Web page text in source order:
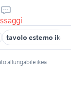
tavolo esterno ikea
allungabile ikea